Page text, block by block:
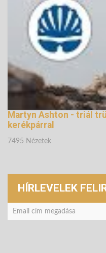
133898 Nézetek
Martyn Ashton - triál
kerékpárral
7495 Nézetek
HÍRLEVELEK